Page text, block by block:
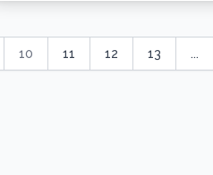
10 11 12 13 ...